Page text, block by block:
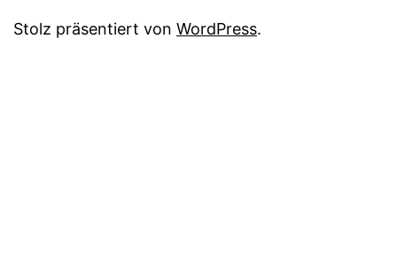
VMC
Stolz präsentiert von WordPress.